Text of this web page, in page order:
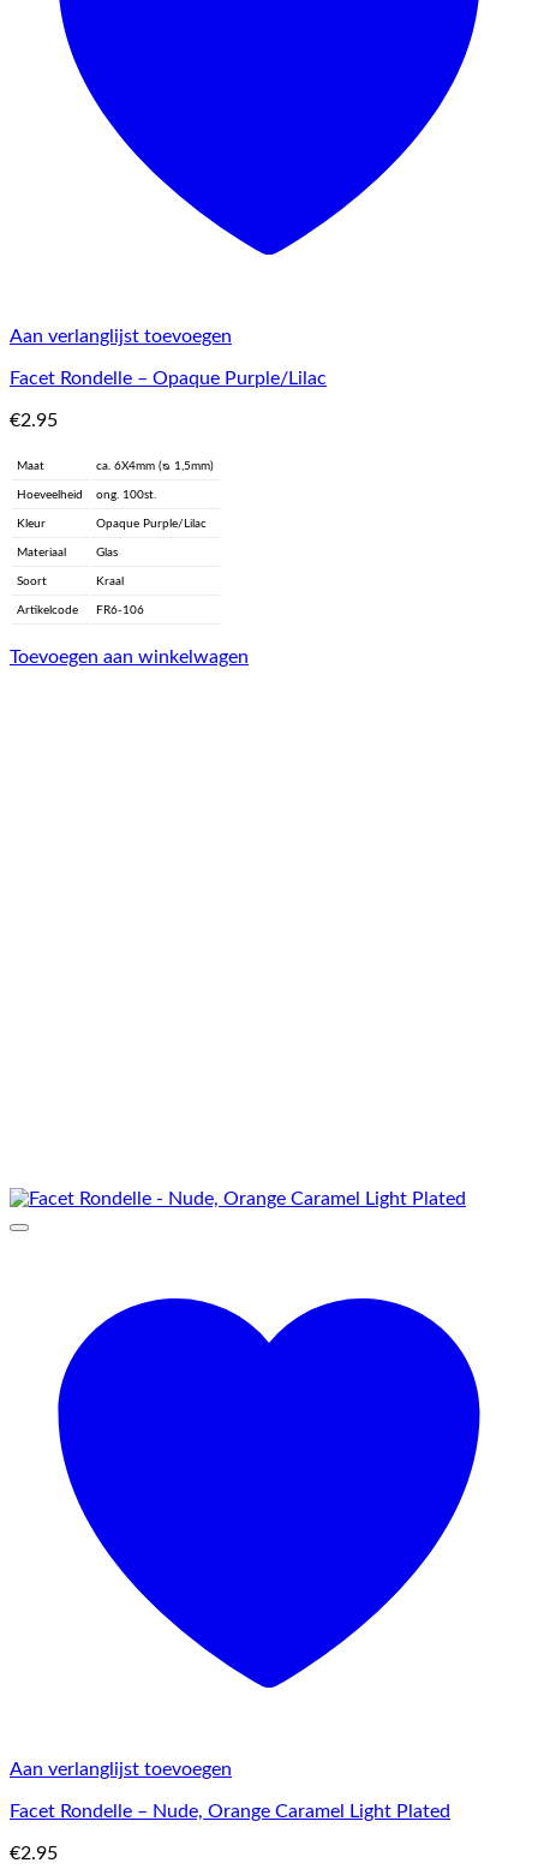
Aan verlanglijst toevoegen
Facet Rondelle – Opaque Purple/Lilac
€2.95
Maat ca. 6X4mm (ᴓ 1,5mm)
Hoeveelheid ong. 100st.
Kleur Opaque Purple/Lilac
Materiaal Glas
Soort Kraal
Artikelcode FR6-106
Toevoegen aan winkelwagen
Aan verlanglijst toevoegen
Facet Rondelle – Nude, Orange Caramel Light Plated
€2.95